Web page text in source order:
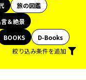
旅の図鑑
＆絶景
BOOKS
D-Books
絞り込み条件を追加